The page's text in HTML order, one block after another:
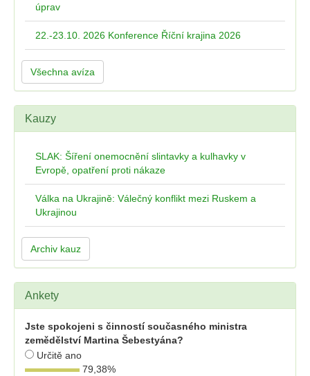
úprav
22.-23.10. 2026 Konference Říční krajina 2026
Všechna avíza
Kauzy
SLAK: Šíření onemocnění slintavky a kulhavky v
Evropě, opatření proti nákaze
Válka na Ukrajině: Válečný konflikt mezi Ruskem a
Ukrajinou
Archiv kauz
Ankety
Jste spokojeni s činností současného ministra
zemědělství Martina Šebestyána?
Určitě ano
79,38%